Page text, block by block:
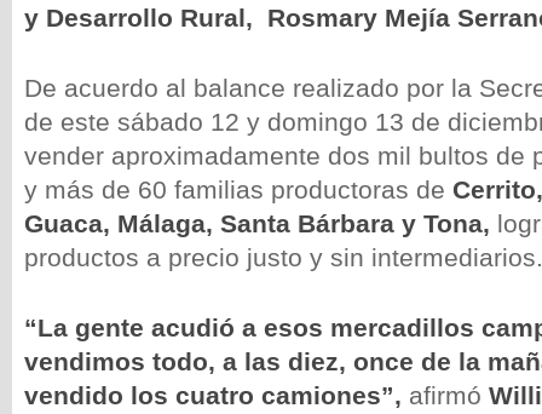
y Desarrollo Rural,
Rosmary Mejía
De acuerdo al balance realizado por la
de este sábado 12 y domingo 13 de
vender aproximadamente dos mil bultos de
y más de 60 familias productoras de
Guaca, Málaga, Santa Bárbara y Tona,
productos a precio justo y sin intermediarios.
“La gente acudió a esos mercadillos
vendimos todo, a las diez, once de la
vendido los cuatro camiones”, afirmó